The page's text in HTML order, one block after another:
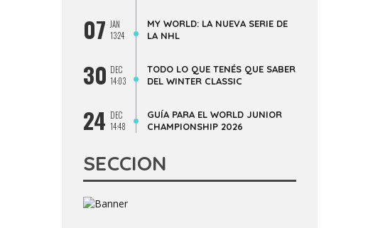
07 JAN
13:24
MY WORLD: LA NUEVA SERIE DE
LA NHL
30 DEC
14:03
TODO LO QUE TENÉS QUE SABER
DEL WINTER CLASSIC
24 DEC
14:48
GUÍA PARA EL WORLD JUNIOR
CHAMPIONSHIP 2026
SECCION